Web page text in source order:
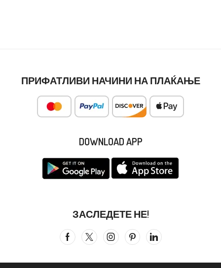
ПРИФАТЛИВИ НАЧИНИ НА ПЛАЌАЊЕ
DOWNLOAD APP
ЗАСЛЕДЕТЕ НЕ!